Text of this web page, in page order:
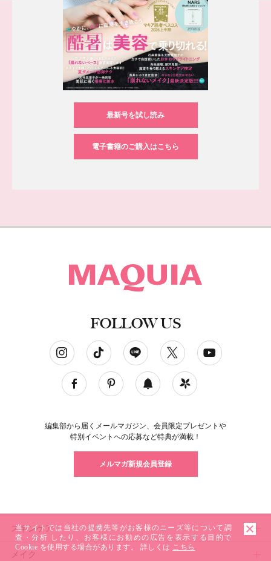
最新号を試し読み
電子書籍のご購入はこちら
FOLLOW US
編集部から届くメールマガジン、会員限定プレゼントや
特別イベントへの応募など特典が満載！
メルマガ新規会員登録
スキンケア
スキンケアトップ
メイク
当サイトでは当社の提携先等がお客様のニーズ等について調
査・分析 したり、お客様にお勧めの広告を表示する目的で
Cookie を使用する場合があります。 詳しくは こちら